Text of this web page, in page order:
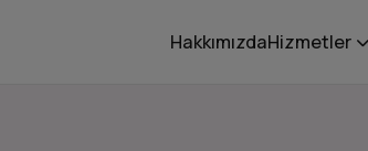
HakkımızdaHizmetler